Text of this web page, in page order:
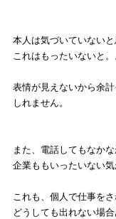
本人は気づいていないと
これはもったいないと。
表情が見えないから余
しれません。
また、電話してもなか
企業ももいったいない気
これも、個人で仕事をさ
どうしても出れない場